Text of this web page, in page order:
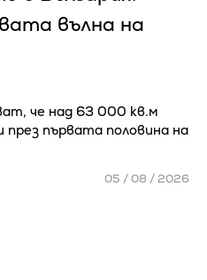
вълна на
че над 63 000 кв.м
първата половина на
05 / 08 / 2026